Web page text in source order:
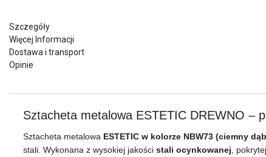
Szczegóły
Więcej Informacji
Dostawa i transport
Opinie
Sztacheta metalowa ESTETIC DREWNO –
Sztacheta metalowa ESTETIC w kolorze NBW73 (ciemny
stali. Wykonana z wysokiej jakości stali ocynkowanej ,